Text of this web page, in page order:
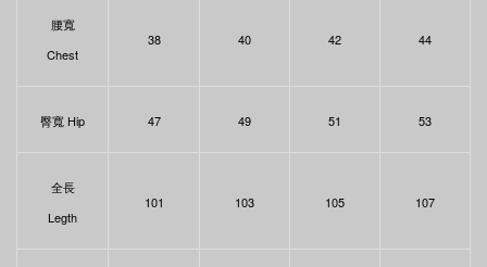
腰寬
Chest
38 40 42 44
臀寬 Hip 47 49 51 53
全長
Legth
101 103 105 107